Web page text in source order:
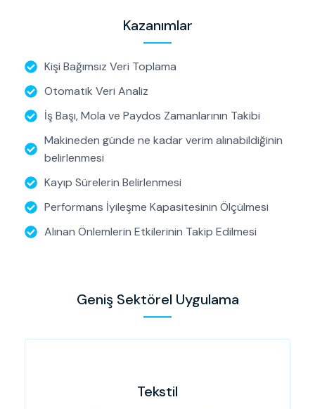
Kazanımlar
Kişi Bağımsız Veri Toplama
Otomatik Veri Analiz
İş Başı, Mola ve Paydos Zamanlarının Takibi
Makineden günde ne kadar verim alınabildiğinin
belirlenmesi
Kayıp Sürelerin Belirlenmesi
Performans İyileşme Kapasitesinin Ölçülmesi
Alınan Önlemlerin Etkilerinin Takip Edilmesi
Geniş Sektörel Uygulama
Tekstil